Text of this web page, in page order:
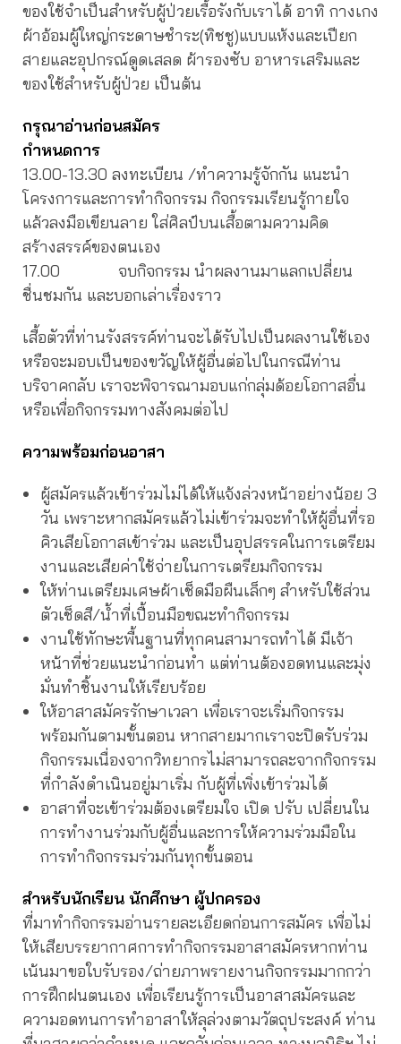
ของใช้จำเป็นสำหรับผู้ป่วยเรื้อรังกับเราได้ อาทิ กางเกง
ผ้าอ้อมผู้ใหญ่กระดาษชำระ(ทิชชู)แบบแห้งและเปียก
สายและอุปกรณ์ดูดเสลด ผ้ารองซับ อาหารเสริมและ
ของใช้สำหรับผู้ป่วย เป็นต้น
กรุณาอ่านก่อนสมัคร
กำหนดการ
13.00-13.30 ลงทะเบียน /ทำความรู้จักกัน แนะนำ
โครงการและการทำกิจกรรม กิจกรรมเรียนรู้กายใจ
แล้วลงมือเขียนลาย ใส่ศิลป์บนเสื้อตามความคิด
สร้างสรรค์ของตนเอง
17.00 จบกิจกรรม นำผลงานมาแลกเปลี่ยน
ชื่นชมกัน และบอกเล่าเรื่องราว
เสื้อตัวที่ท่านรังสรรค์ท่านจะได้รับไปเป็นผลงานใช้เอง
หรือจะมอบเป็นของขวัญให้ผู้อื่นต่อไปในกรณีท่าน
บริจาคกลับ เราจะพิจารณามอบแก่กลุ่มด้อยโอกาสอื่น
หรือเพื่อกิจกรรมทางสังคมต่อไป
ความพร้อมก่อนอาสา
ผู้สมัครแล้วเข้าร่วมไม่ได้ให้แจ้งล่วงหน้าอย่างน้อย 3
วัน เพราะหากสมัครแล้วไม่เข้าร่วมจะทำให้ผู้อื่นที่รอ
คิวเสียโอกาสเข้าร่วม และเป็นอุปสรรคในการเตรียม
งานและเสียค่าใช้จ่ายในการเตรียมกิจกรรม
ให้ท่านเตรียมเศษผ้าเช็ดมือผืนเล็กๆ สำหรับใช้ส่วน
ตัวเช็ดสี/น้ำที่เปื้อนมือขณะทำกิจกรรม
งานใช้ทักษะพื้นฐานที่ทุกคนสามารถทำได้ มีเจ้า
หน้าที่ช่วยแนะนำก่อนทำ แต่ท่านต้องอดทนและมุ่ง
มั่นทำชิ้นงานให้เรียบร้อย
ให้อาสาสมัครรักษาเวลา เพื่อเราจะเริ่มกิจกรรม
พร้อมกันตามขั้นตอน หากสายมากเราจะปิดรับร่วม
กิจกรรมเนื่องจากวิทยากรไม่สามารถละจากกิจกรรม
ที่กำลังดำเนินอยู่มาเริ่ม กับผู้ที่เพิ่งเข้าร่วมได้
อาสาที่จะเข้าร่วมต้องเตรียมใจ เปิด ปรับ เปลี่ยนใน
การทำงานร่วมกับผู้อื่นและการให้ความร่วมมือใน
การทำกิจกรรมร่วมกันทุกขั้นตอน
สำหรับนักเรียน นักศึกษา ผู้ปกครอง
ที่มาทำกิจกรรมอ่านรายละเอียดก่อนการสมัคร เพื่อไม่
ให้เสียบรรยากาศการทำกิจกรรมอาสาสมัครหากท่าน
เน้นมาขอใบรับรอง/ถ่ายภาพรายงานกิจกรรมมากกว่า
การฝึกฝนตนเอง เพื่อเรียนรู้การเป็นอาสาสมัครและ
ความอดทนการทำอาสาให้ลุล่วงตามวัตถุประสงค์ ท่าน